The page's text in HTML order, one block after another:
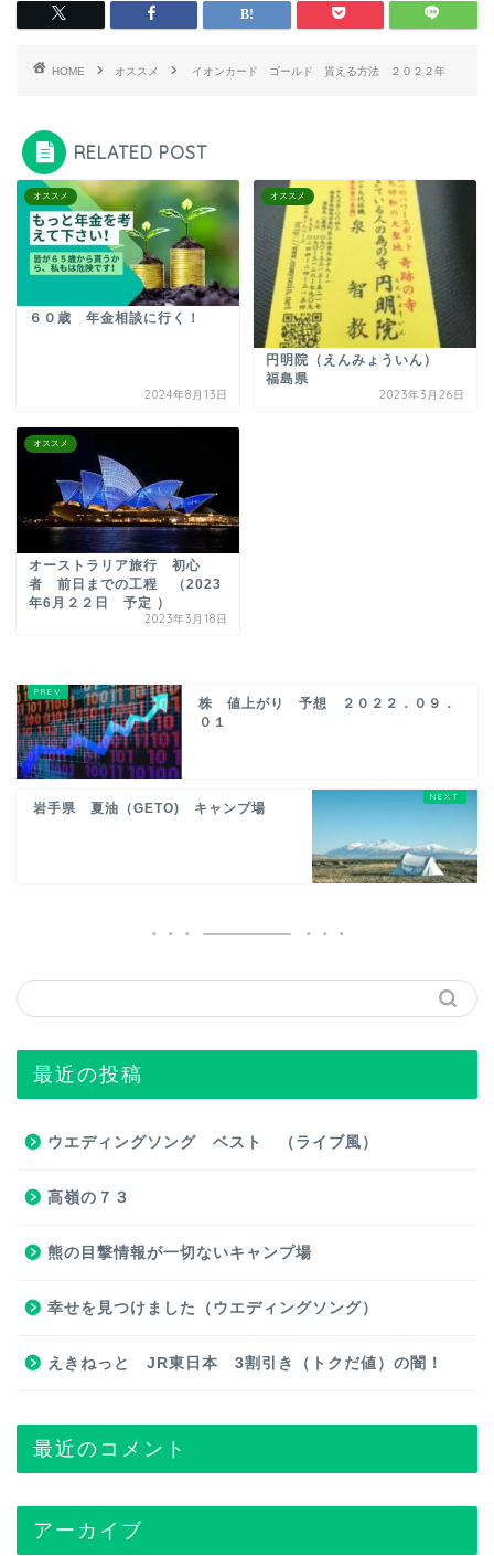
HOME オススメ イオンカード ゴールド 貰える方法 ２０２２年
RELATED POST
オススメ
６０歳 年金相談に行く！
2024年8月13日
オススメ
円明院（えんみょういん）
福島県
2023年3月26日
オススメ
オーストラリア旅行 初心
者 前日までの工程 （2023
年6月２２日 予定 ）
2023年3月18日
株 値上がり 予想 ２０２２．０９．
０１
岩手県 夏油（GETO) キャンプ場
最近の投稿
ウエディングソング ベスト （ライブ風）
高嶺の７３
熊の目撃情報が一切ないキャンプ場
幸せを見つけました（ウエディングソング）
えきねっと JR東日本 3割引き（トクだ値）の闇！
最近のコメント
アーカイブ